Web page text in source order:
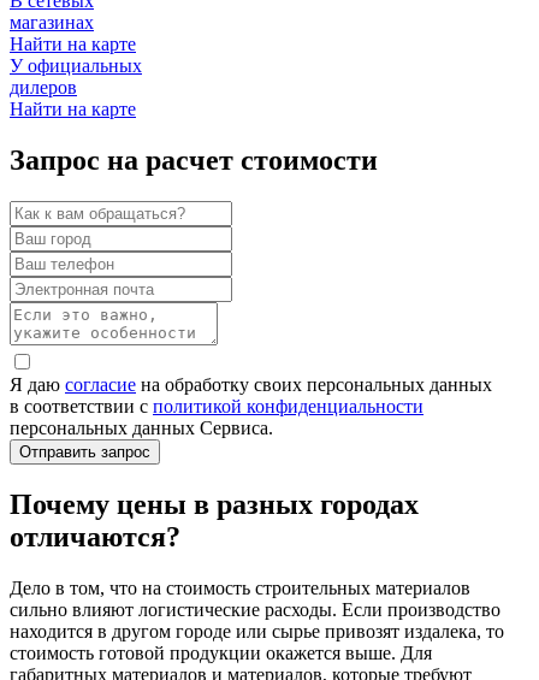
магазинах
Найти на карте
У официальных
дилеров
Найти на карте
Запрос на расчет стоимости
Я даю согласие на обработку своих персональных данных
в соответствии с политикой конфиденциальности
персональных данных Сервиса.
Почему цены в разных городах
отличаются?
Дело в том, что на стоимость строительных материалов
сильно влияют логистические расходы. Если производство
находится в другом городе или сырье привозят издалека, то
стоимость готовой продукции окажется выше. Для
габаритных материалов и материалов, которые требуют